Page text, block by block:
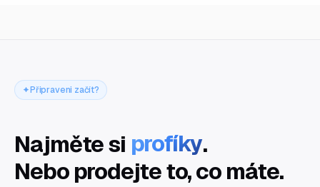
Připraveni začít?
Najměte si profíky.
Nebo prodejte to, co máte.